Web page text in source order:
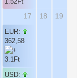
17
EUR:
362,58
USD:
18 19